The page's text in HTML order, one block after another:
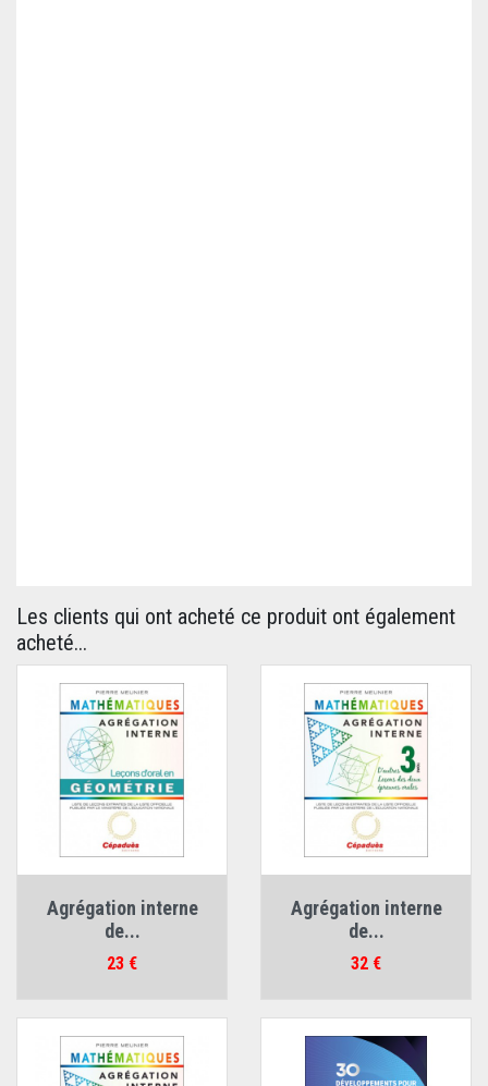
Les clients qui ont acheté ce produit ont également
acheté...
Agrégation interne
de...
Prix
23 €
Agrégation interne
de...
Prix
32 €